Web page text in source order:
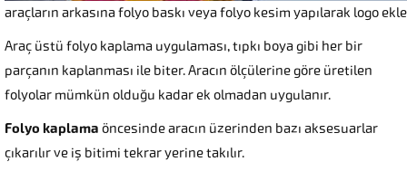
araçların arkasına folyo baskı veya folyo kesim yapılarak logo
Araç üstü folyo kaplama uygulaması, tıpkı boya gibi her bir
parçanın kaplanması ile biter. Aracın ölçülerine göre üretilen
folyolar mümkün olduğu kadar ek olmadan uygulanır.
Folyo kaplama öncesinde aracın üzerinden bazı aksesuarlar
çıkarılır ve iş bitimi tekrar yerine takılır.